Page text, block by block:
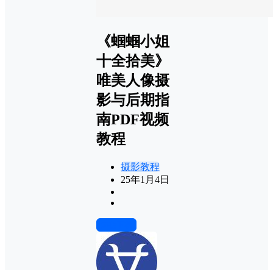
《蝈蝈小姐
十全拾美》
唯美人像摄
影与后期指
南PDF视频
教程
摄影教程
25年1月4日